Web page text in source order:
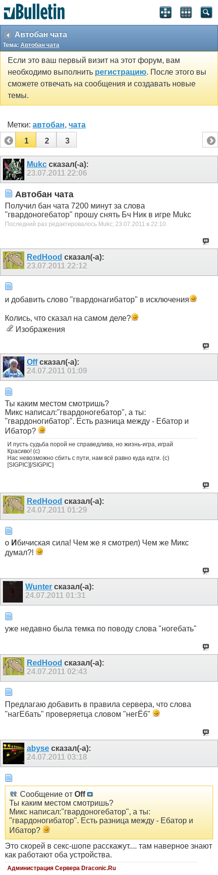
Автобан чата
Тема: Автобан чата
Если это ваш первый визит на этот форум, вам
необходимо выполнить регистрацию. После этого вы
сможете отвечать на сообщения и создавать новые
темы.
Метки: автобан, чата
1
2 3
Mukc сказал(-а):
23.07.2011 22:06
Автобан чата
Получил бан чата 7200 минут за слова
"гвардоногебатор" прошу снять Бч Ник в игре Mukc
Последний раз редактировалось Mukc; 23.07.2011 в 22:10.
RedHood сказал(-а):
23.07.2011 22:12
и добавить слово "гвардонагибатор" в исключения
Колись, что сказал на самом деле?
Изображения
Offсказал(-а):
24.07.2011 01:09
Ты каким местом смотришь?
Микс написал:"гвардоногебатор", а ты:
"гвардоногибатор". Есть разница между - Ебатор и
Ибатор?
И пусть судьба порой не справедлива, но жизнь-игра, играй
Красиво! (с)
Нас невозможно сбить с пути, нам всё равно куда идти. (с)
[SIGPIC][/SIGPIC]
RedHood сказал(-а):
24.07.2011 01:29
о И бичиская сила! Чем же я смотрел) Чем же Микс
думал?!
Wunter сказал(-а):
24.07.2011 01:31
уже недавно была темка по поводу слова "нoгебать"
RedHood сказал(-а):
24.07.2011 02:43
Предлагаю добавить в правила сервера, что слова
"нагЕбать" проверяетца словом "негЁб"
abyse сказал(-а):
24.07.2011 03:18
Сообщение от Off
Ты каким местом смотришь?
Микс написал:"гвардоногебатор", а ты:
"гвардоногибатор". Есть разница между - Ебатор и
Ибатор?
Это скорей в секс-шопе расскажут.... там наверное знают
как работают оба устройства.
Администрация Сервера Draconic.Ru